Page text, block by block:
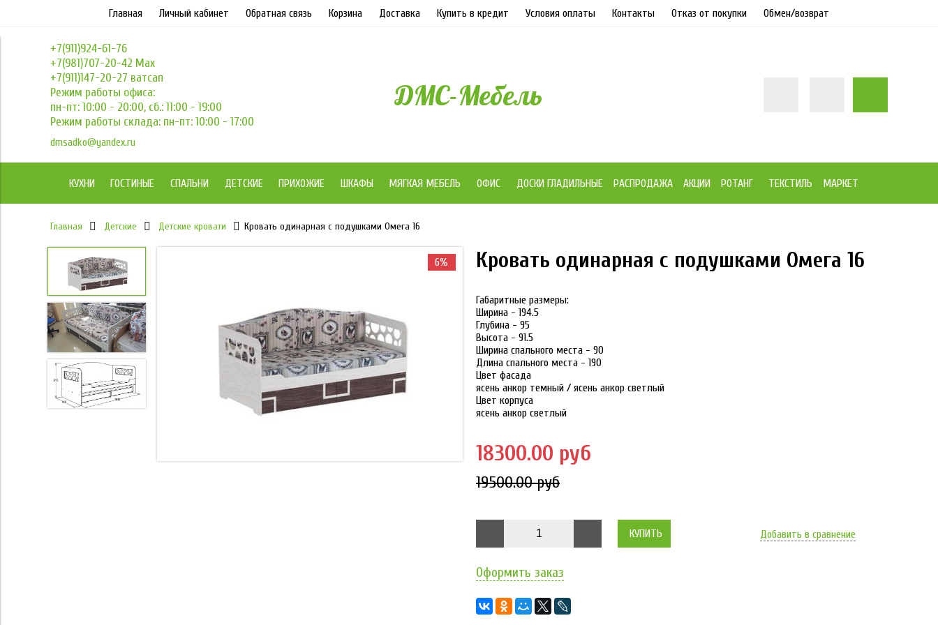
Главная Личный кабинет Обратная связь Корзина Доставка Купить в кредит Условия оплаты Контакты Отказ от покупки Обмен/возврат
+7(911)924-61-76
+7(981)707-20-42 Max
+7(911)147-20-27 ватсап
Режим работы офиса:
пн-пт: 10:00 - 20:00, сб.: 11:00 - 19:00
Режим работы склада: пн-пт: 10:00 - 17:00
dmsadko@yandex.ru
ДМС-Мебель
КУХНИ ГОСТИНЫЕ СПАЛЬНИ ДЕТСКИЕ ПРИХОЖИЕ ШКАФЫ МЯГКАЯ МЕБЕЛЬ ОФИС ДОСКИ ГЛАДИЛЬНЫЕ РАСПРОДАЖА АКЦИИ РОТАНГ ТЕКСТИЛЬ МАРКЕТ
Главная Детские Детские кровати Кровать одинарная с подушками Омега 16
6% 6%
Кровать одинарная с подушками Омега 16
Габаритные размеры:
Ширина - 194.5
Глубина - 95
Высота - 91.5
Ширина спального места - 90
Длина спального места - 190
Цвет фасада
ясень анкор темный / ясень анкор светлый
Цвет корпуса
ясень анкор светлый
18300.00 руб
19500.00 руб
КУПИТЬ Добавить в сравнение
Оформить заказ